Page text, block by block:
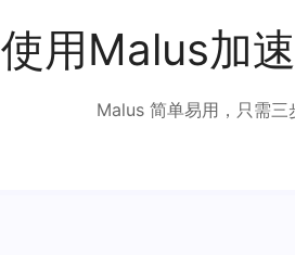
使用Malus加
Malus 简单易用，只需